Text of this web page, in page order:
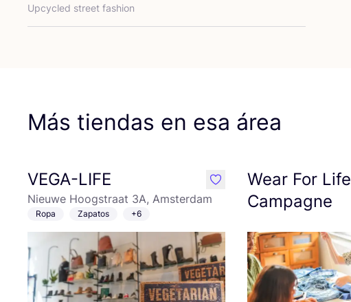
Upcy­cled street fashion
Más tiendas en esa área
VEGA-LIFE
Nieuwe Hoogstraat 3A, Amsterdam
Ropa Zapatos +6
like
Wear For Life
Campagne